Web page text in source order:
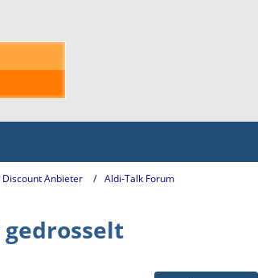
Anbieter Aldi-Talk Forum